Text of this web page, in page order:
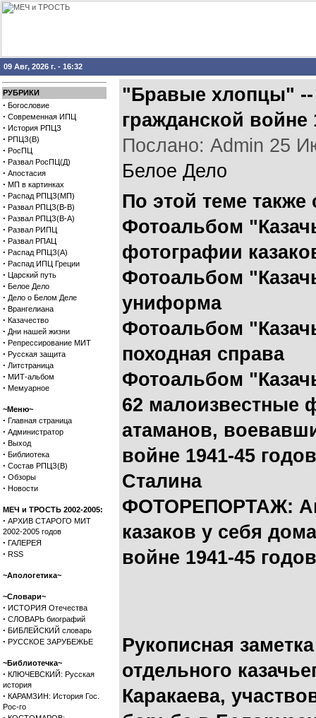
09 Авг, 2026 г. - 16:32
РУБРИКИ
· Богословие
· Современная ИПЦ
· История РПЦЗ
· РПЦЗ(В)
· РосПЦ
· Развал РосПЦ(Д)
· Апостасия
· МП в картинках
· Распад РПЦЗ(МП)
· Развал РПЦЗ(В-В)
· Развал РПЦЗ(В-А)
· Развал РИПЦ
· Развал РПАЦ
· Распад РПЦЗ(А)
· Распад ИПЦ Греции
· Царский путь
· Белое Дело
· Дело о Белом Деле
· Врангелиана
· Казачество
· Дни нашей жизни
· Репрессирование МИТ
· Русская защита
· Литстраница
· МИТ-альбом
· Мемуарное
~Меню~
· Главная страница
· Администратор
· Выход
· Библиотека
· Состав РПЦЗ(В)
· Обзоры
· Новости
МЕЧ и ТРОСТЬ 2002-2005:
· АРХИВ СТАРОГО МИТ
2002-2005 годов
· ГАЛЕРЕЯ
· RSS
~Апологетика~
~Словари~
· ИСТОРИЯ Отечества
· СЛОВАРЬ биографий
· БИБЛЕЙСКИЙ словарь
· РУССКОЕ ЗАРУБЕЖЬЕ
~Библиотечка~
· КЛЮЧЕВСКИЙ: Русская
история
· КАРАМЗИН: История Гос.
Рос-го
"Бравые хлопцы" --
гражданской войне
Послано: Admin 25
Белое Дело
По этой теме также
Фотоальбом
фотографии
Фотоальбом
униформа
Фотоальбом
походная справа
Фотоальбом
62 малоизвестные
атаманов,
войне 1941-45
Сталина
ФОТОРЕПОРТАЖ:
казаков у себя
войне 1941-45 годов
Рукописная
отдельного
Каракаева,